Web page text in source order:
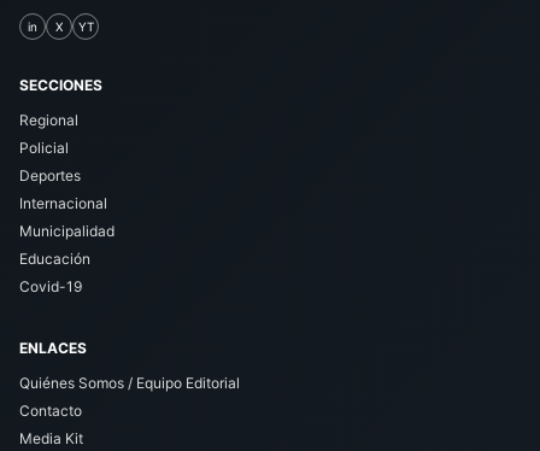
in X YT
SECCIONES
Regional
Policial
Deportes
Internacional
Municipalidad
Educación
Covid-19
ENLACES
Quiénes Somos / Equipo Editorial
Contacto
Media Kit